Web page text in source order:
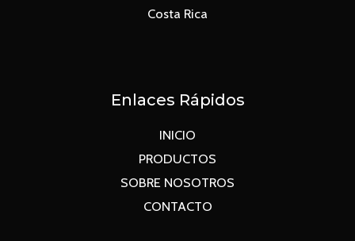
Costa Rica
Enlaces Rápidos
INICIO
PRODUCTOS
SOBRE NOSOTROS
CONTACTO